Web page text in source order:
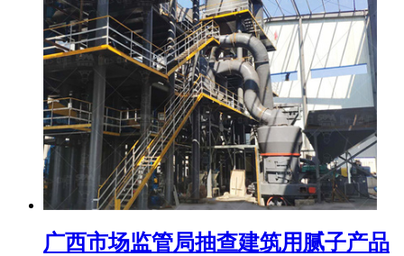
广西市场监管局抽查建筑用腻子产品